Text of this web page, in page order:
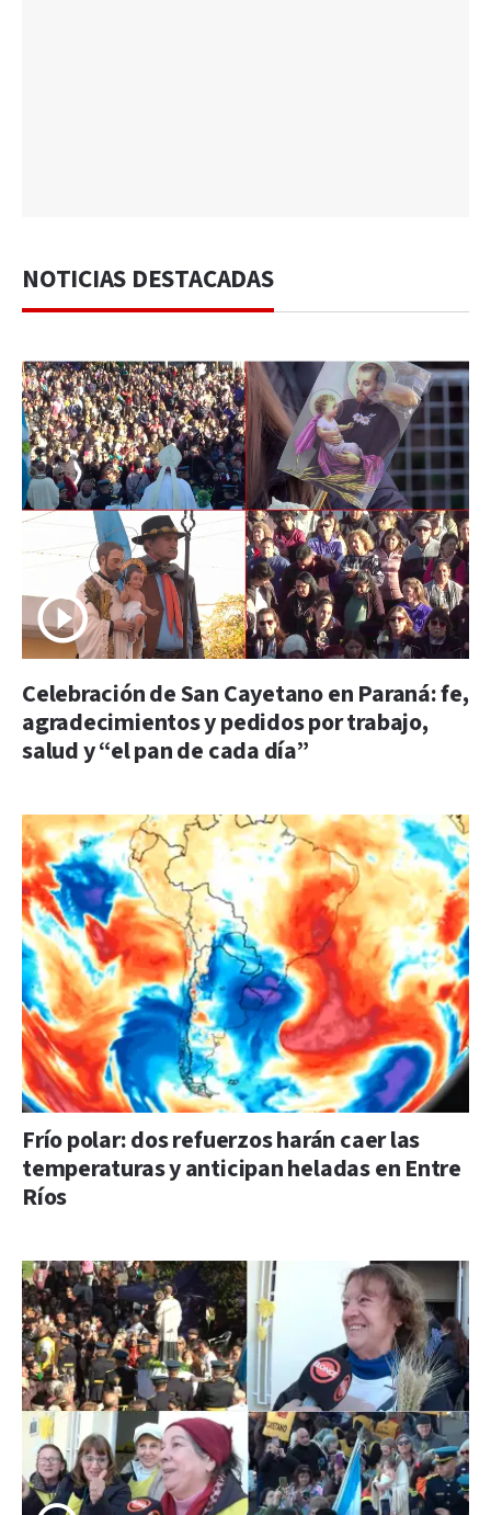
NOTICIAS DESTACADAS
Celebración de San Cayetano en Paraná: fe,
agradecimientos y pedidos por trabajo,
salud y “el pan de cada día”
Frío polar: dos refuerzos harán caer las
temperaturas y anticipan heladas en Entre
Ríos